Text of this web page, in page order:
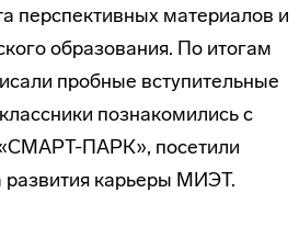
перспективных материалов и
образования. По итогам
пробные вступительные
познакомились с
«СМАРТ-ПАРК», посетили
развития карьеры МИЭТ.